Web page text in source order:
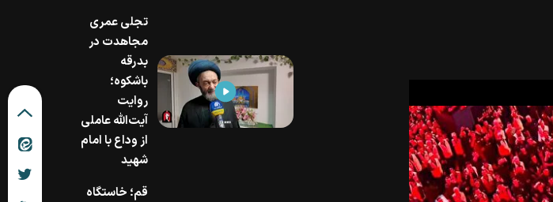
تجلی عمری
مجاهدت در
بدرقه
باشکوه؛
روایت
آیت‌الله عاملی
از وداع با امام
شهید
قم؛ خاستگاه